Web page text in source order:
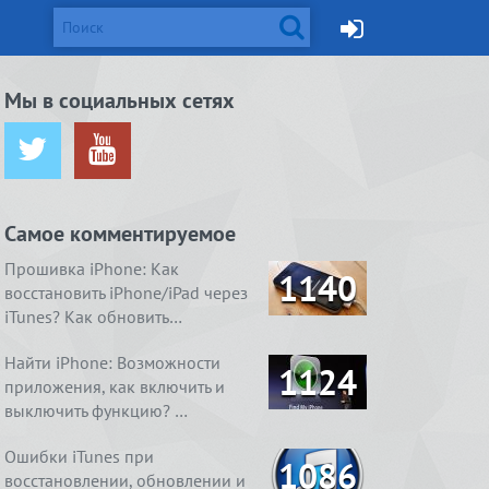
…
4 способа, как очистить
Real Boxing 2 ROCKY.
Ничего
Мы в социальных сетях
Самое комментируемое
Прошивка iPhone: Как
восстановить iPhone/iPad через
iTunes? Как обновить…
1140
Найти iPhone: Возможности
приложения, как включить и
выключить функцию? …
1124
Ошибки iTunes при
восстановлении, обновлении и
1086